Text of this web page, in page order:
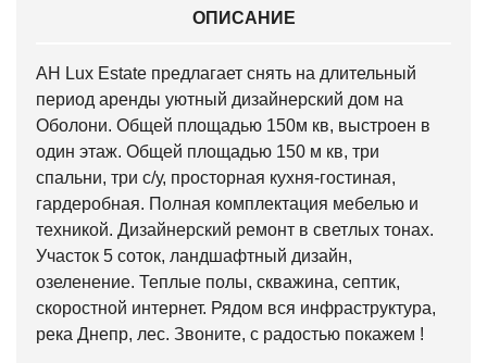
ОПИСАНИЕ
АН Lux Estate предлагает снять на длительный
период аренды уютный дизайнерский дом на
Оболони. Общей площадью 150м кв, выстроен в
один этаж. Общей площадью 150 м кв, три
спальни, три с/у, просторная кухня-гостиная,
гардеробная. Полная комплектация мебелью и
техникой. Дизайнерский ремонт в светлых тонах.
Участок 5 соток, ландшафтный дизайн,
озеленение. Теплые полы, скважина, септик,
скоростной интернет. Рядом вся инфраструктура,
река Днепр, лес. Звоните, с радостью покажем !